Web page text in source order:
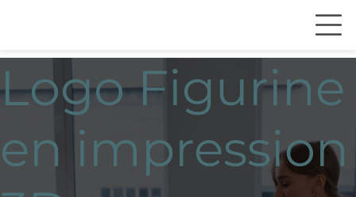
Logo Figurine
en impression